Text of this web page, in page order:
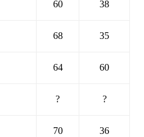
60 38
68 35
64 60
? ?
70 36